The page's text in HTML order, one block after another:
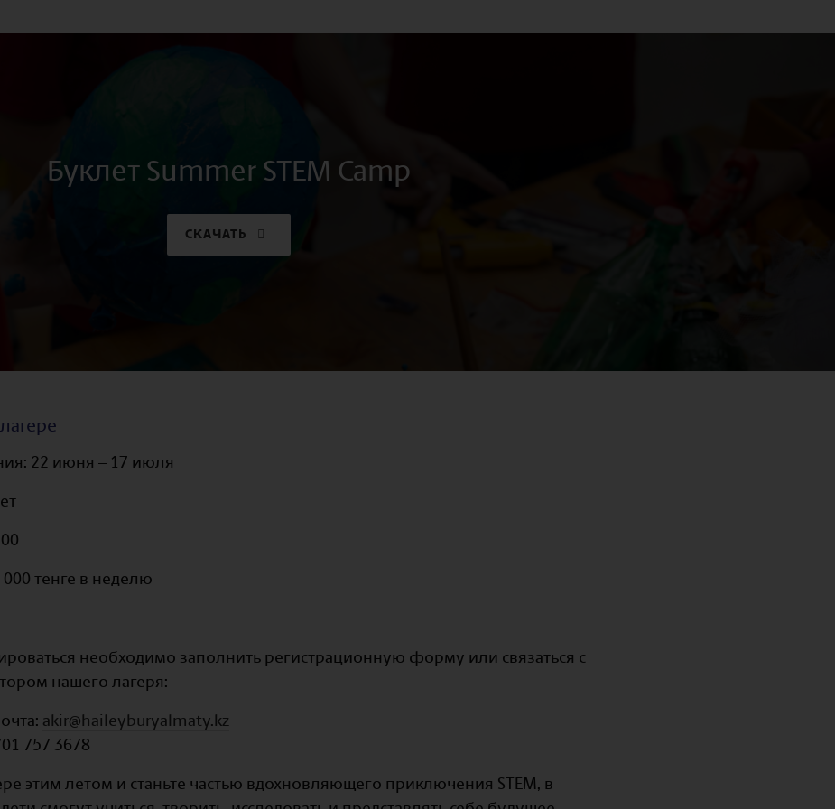
Буклет Summer STEM Camp
СКАЧАТЬ
22 июня – 17 июля
000 тенге в неделю
необходимо заполнить регистрационную форму или связаться с
нашего лагеря:
akir@haileyburyalmaty.kz
757 3678
этим летом и станьте частью вдохновляющего приключения STEM, в